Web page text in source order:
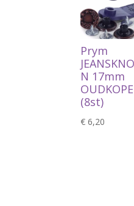
Prym
N 17mm
(8st)
€ 6,20